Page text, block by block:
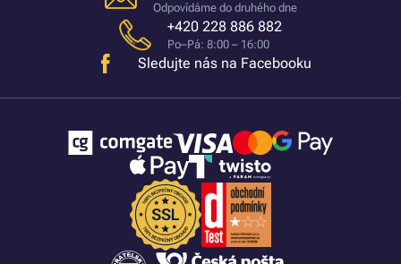
Odpovídáme do druhého dne
+420 228 886 882
Po–Pá: 8:00 – 16:00
Sledujte nás na Facebooku